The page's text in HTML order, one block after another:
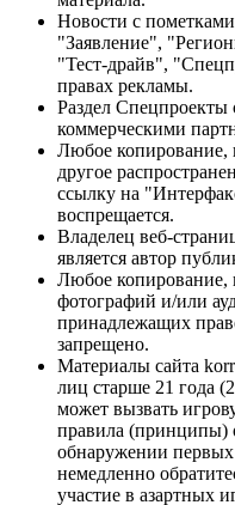
Новости с
"Заявление",
"Тест-драйв",
правах рекламы.
Раздел Спецпроекты
коммерческими
Любое копирование,
другое
ссылку на
воспрещается.
Владелец веб-
является автор
Любое копирование,
фотографий и/или
принадлежащих
запрещено.
Материалы сайта
лиц старше 21 года
может вызвать
правила (принципы)
обнаружении первых
немедленно
участие в азартных